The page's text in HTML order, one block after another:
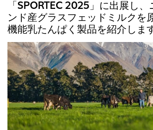
「SPORTEC 2025」に出展し、
ンド産グラスフェッドミルクを
機能乳たんぱく製品を紹介しま